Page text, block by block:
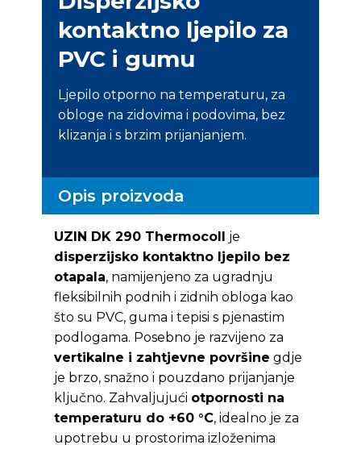
kontaktno ljepilo za
PVC i gumu
Ljepilo otporno na temperaturu, za
obloge na zidovima i podovima, bez
klizanja i s brzim prijanjanjem.
Opis proizvoda
UZIN DK 290 Thermocoll
je
disperzijsko kontaktno ljepilo bez
otapala, namijenjeno za ugradnju
fleksibilnih podnih i zidnih obloga kao
što su PVC, guma i tepisi s pjenastim
podlogama. Posebno je razvijeno za
vertikalne i zahtjevne površine gdje
je brzo, snažno i pouzdano prijanjanje
ključno. Zahvaljujući otpornosti na
temperaturu do +60 °C, idealno je za
upotrebu u prostorima izloženima